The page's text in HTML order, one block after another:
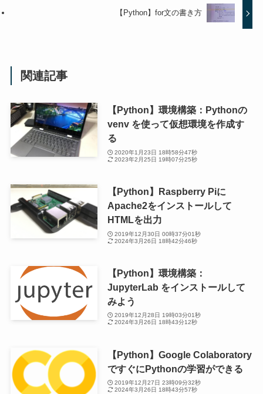
【Python】for文の書き方
関連記事
【Python】環境構築：Pythonの
venv を使って仮想環境を作成す
る
2020年1月23日 18時58分47秒
2023年2月25日 19時07分25秒
【Python】Raspberry Piに
Apache2をインストールして
HTMLを出力
2019年12月30日 00時37分01秒
2024年3月26日 18時42分46秒
【Python】環境構築：
JupyterLab をインストールして
みよう
2019年12月28日 19時03分01秒
2024年3月26日 18時43分12秒
【Python】Google Colaboratory
ですぐにPythonの学習ができる
2019年12月27日 23時09分32秒
2024年3月26日 18時43分57秒